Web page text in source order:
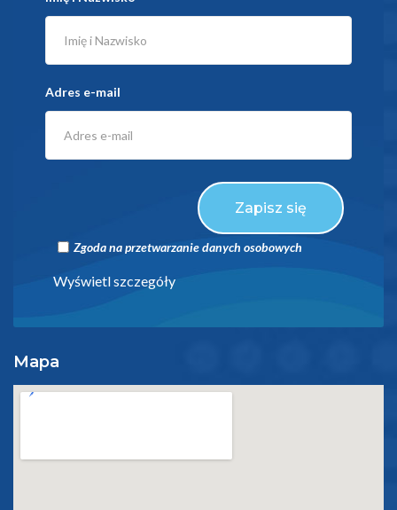
Adres e-mail
Zapisz się
Zgoda na przetwarzanie danych osobowych
Wyświetl szczegóły
Mapa